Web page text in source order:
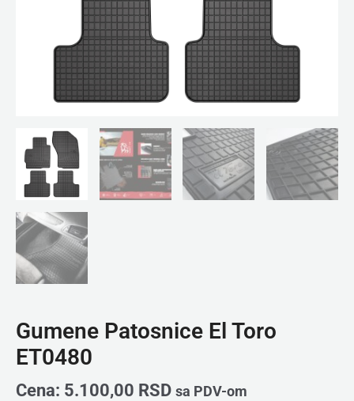
Gumene Patosnice El Toro
ET0480
Cena: 5.100,00 RSD sa PDV-om